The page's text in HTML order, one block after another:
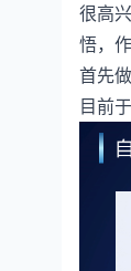
很高
悟，
首先
目前